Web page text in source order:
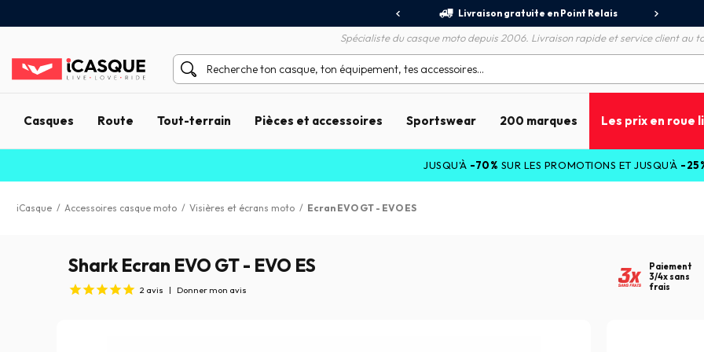
Livraison gratuite en Point Relais Remboursement de la
Spécialiste du casque moto depuis 2006. Livraison rapide et service client au
Casques Route Tout-terrain Pièces et accessoires Sportswear 200 marques Les prix en roue
-70%SUR LES PROMOTIONS ET JUSQU'À -25%SUR LES
iCasque / Accessoires casque moto / Visières et écrans moto / Ecran EVO GT - EVO ES
Shark Ecran EVO GT - EVO ES
2 avis | Donner mon avis
Paiement
3/4x sans
frais